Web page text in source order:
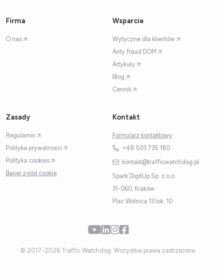
Firma
O nas
Wsparcie
Wytyczne dla klientów
Anty fraud DOM
Artykuły
Blog
Cennik
Zasady
Regulamin
Polityka prywatności
Polityka cookies
Baner zgód cookie
Kontakt
Formularz kontaktowy
+48 503 735 180
kontakt@trafficwatchdog.pl
Spark DigitUp Sp. z.o.o.
31-060, Kraków
Plac Wolnica 13 lok. 10
© 2017-2026 Traffic Watchdog. Wszystkie prawa zastrzeżone.